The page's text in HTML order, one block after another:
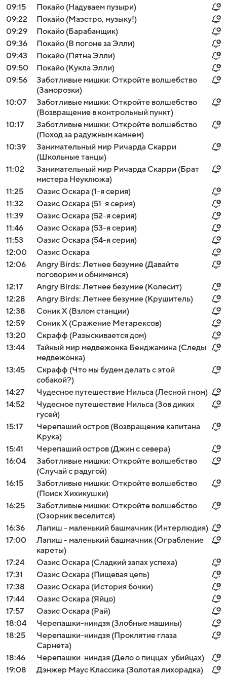
09:15
Покайо (Надуваем пузыри)
09:22
Покайо (Маэстро, музыку!)
09:29
Покайо (Барабанщик)
09:36
Покайо (В погоне за Элли)
09:43
Покайо (Пятна Элли)
09:50
Покайо (Кукла Элли)
09:56
Заботливые мишки: Откройте волшебство
(Заморозки)
10:07
Заботливые мишки: Откройте волшебство
(Возвращение в контрольный пункт)
10:17
Заботливые мишки: Откройте волшебство
(Поход за радужным камнем)
10:39
Занимательный мир Ричарда Скарри
(Школьные танцы)
11:02
Занимательный мир Ричарда Скарри (Брат
мистера Неуклюжа)
11:25
Оазис Оскара (1-я серия)
11:32
Оазис Оскара (51-я серия)
11:39
Оазис Оскара (52-я серия)
11:46
Оазис Оскара (53-я серия)
11:53
Оазис Оскара (54-я серия)
12:00
Оазис Оскара
12:06
Angry Birds: Летнее безумие (Давайте
поговорим и обнимемся)
12:17
Angry Birds: Летнее безумие (Колесит)
12:28
Angry Birds: Летнее безумие (Крушитель)
12:38
Соник Х (Взлом станции)
12:59
Соник Х (Сражение Метарексов)
13:20
Скрафф (Разыскивается дом)
13:44
Тайный мир медвежонка Бенджамина (Следы
медвежонка)
13:45
Скрафф (Что мы будем делать с этой
собакой?)
14:27
Чудесное путешествие Нильса (Лесной гном)
14:52
Чудесное путешествие Нильса (Зов диких
гусей)
15:17
Черепаший остров (Возвращение капитана
Крука)
15:41
Черепаший остров (Джин с севера)
16:04
Заботливые мишки: Откройте волшебство
(Случай с радугой)
16:15
Заботливые мишки: Откройте волшебство
(Поиск Хихикушки)
16:25
Заботливые мишки: Откройте волшебство
(Озорник веселится)
16:36
Лапиш - маленький башмачник (Интерлюдия)
17:00
Лапиш - маленький башмачник (Ограбление
кареты)
17:24
Оазис Оскара (Сладкий запах успеха)
17:31
Оазис Оскара (Пищевая цепь)
17:38
Оазис Оскара (История бочки)
17:44
Оазис Оскара (Яйцо)
17:57
Оазис Оскара (Рай)
18:04
Черепашки-ниндзя (Злобные машины)
18:25
Черепашки-ниндзя (Проклятие глаза
Сарнета)
18:46
Черепашки-ниндзя (Дело о пиццах-убийцах)
19:08
Дэнжер Маус Классика (Золотая лихорадка)